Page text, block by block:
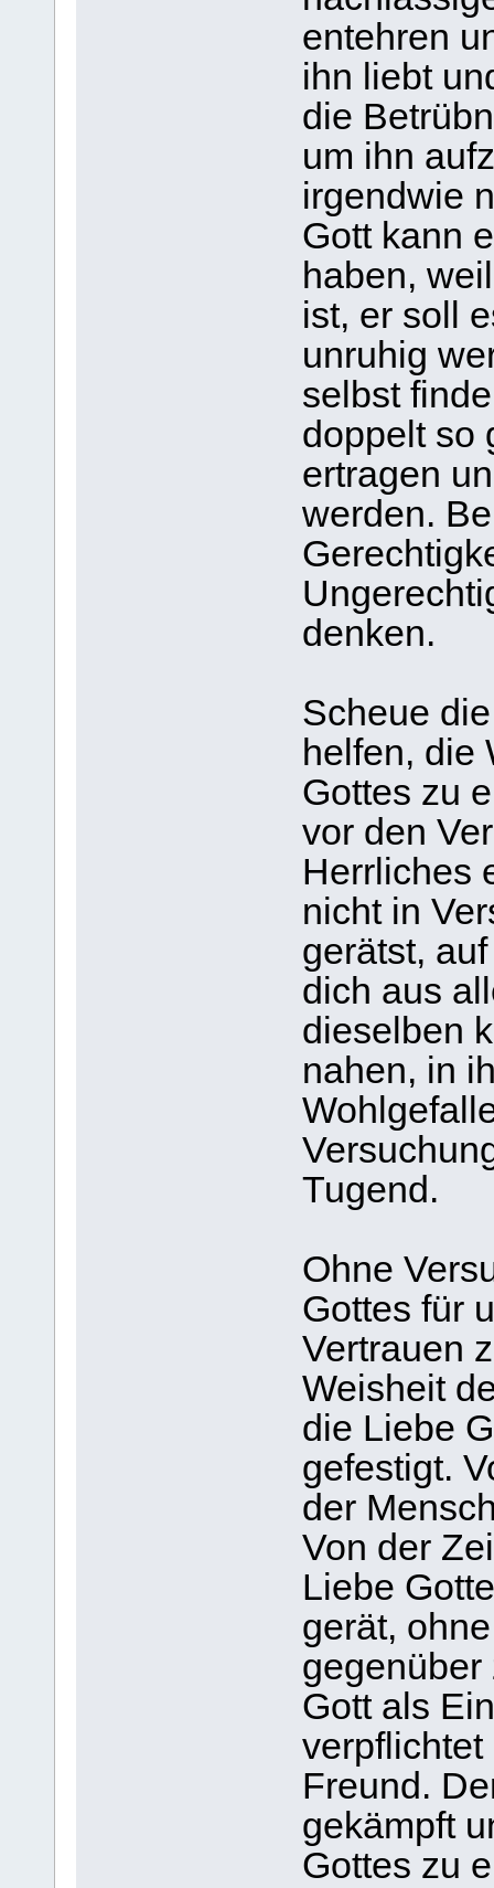
entehren
ihn liebt
die
um ihn
irgendwie
Gott kann
haben,
ist, er soll
unruhig
selbst
doppelt so
ertragen
werden.
denken.
Scheue
helfen, die
Gottes zu
vor den
Herrliches
nicht in
gerätst,
dich aus
dieselben
nahen, in
Tugend.
Ohne
Gottes für
Vertrauen
Weisheit
die Liebe
gefestigt.
der
Von der
Liebe
gerät,
gegenüber
Gott als
Freund.
gekämpft
Gottes zu